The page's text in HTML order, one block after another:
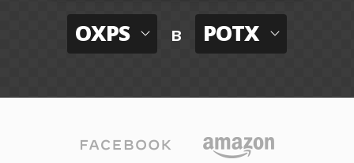
OXPS в POTX